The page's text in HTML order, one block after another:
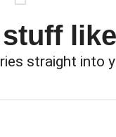
straight into